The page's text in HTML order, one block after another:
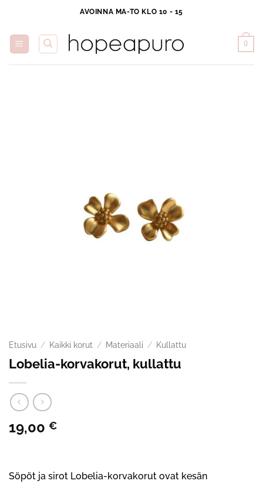
content
AVOINNA MA-TO KLO 10 - 15
0
Etusivu / Kaikki korut / Materiaali / Kullattu
Lobelia-korvakorut, kullattu
19,00 €
Söpöt ja sirot Lobelia-korvakorut ovat kesän